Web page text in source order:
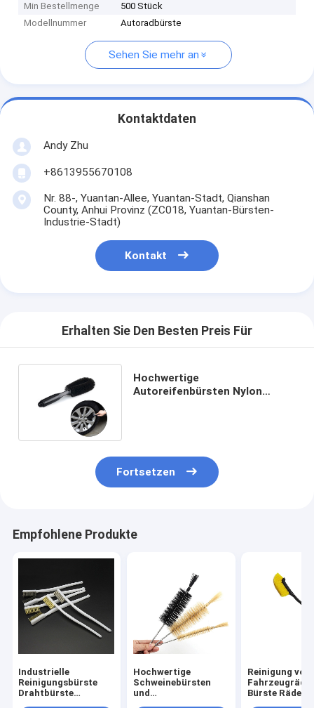
Min Bestellmenge
500 Stück
Modellnummer
Autoradbürste
Sehen Sie mehr an
Kontaktdaten
Andy Zhu
+8613955670108
Nr. 88-, Yuantan-Allee, Yuantan-Stadt, Qianshan
County, Anhui Provinz (ZC018, Yuantan-Bürsten-
Industrie-Stadt)
Kontakt
Erhalten Sie Den Besten Preis Für
Hochwertige
Autoreifenbürsten Nylon
Fortsetzen
Empfohlene Produkte
Industrielle
Reinigungsbürste
Drahtbürste
Hochwertige
Schweinebürsten
und
Reinigung von
Bürste Räder